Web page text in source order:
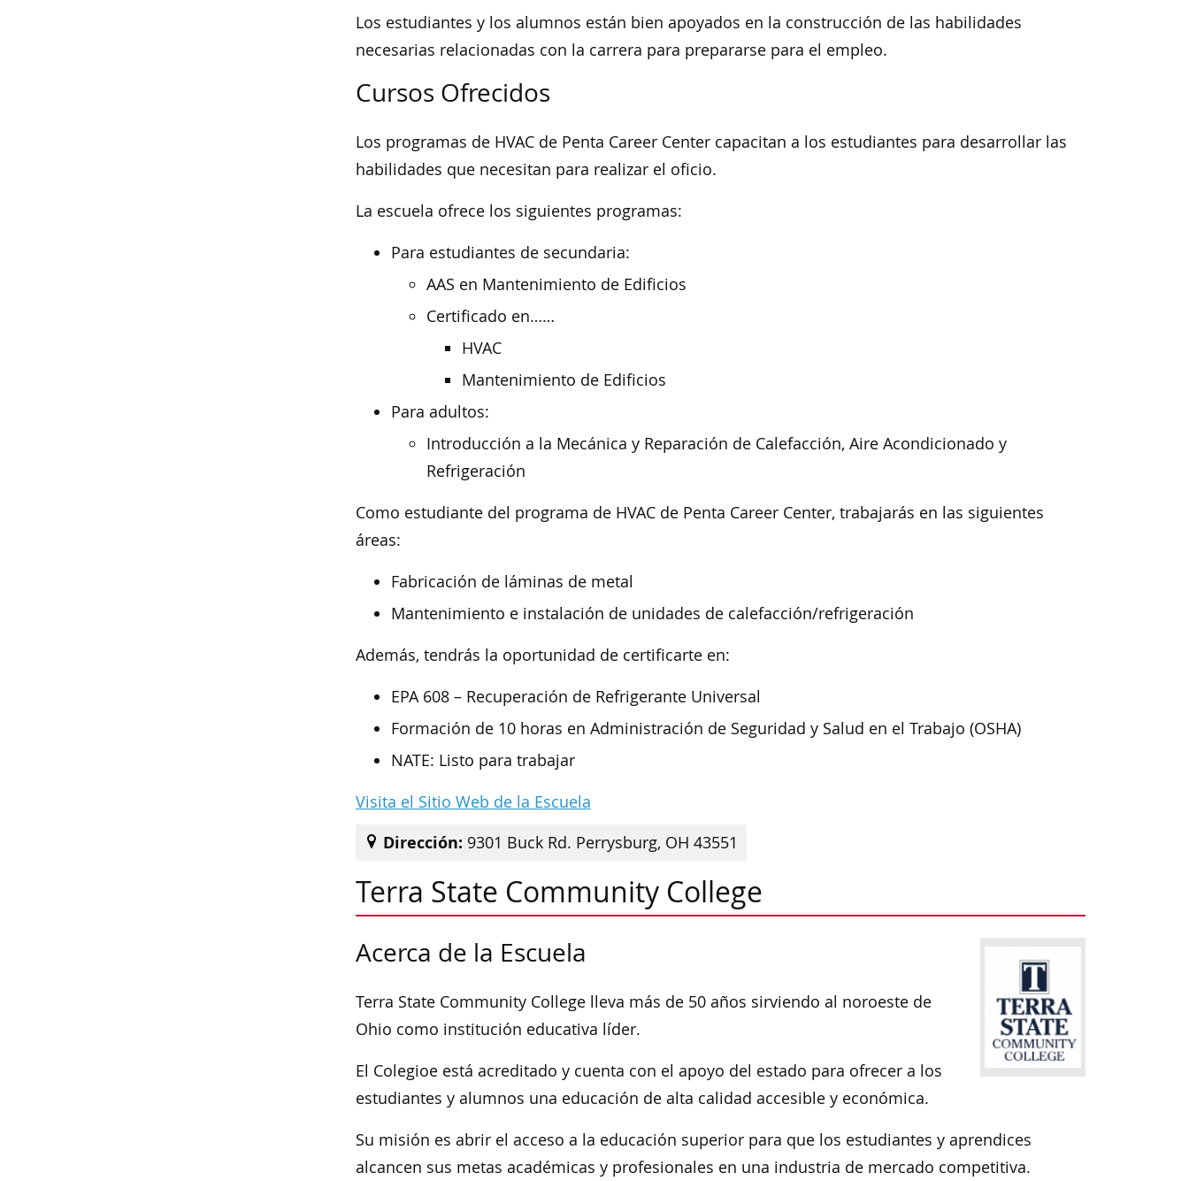
Los estudiantes y los alumnos están bien apoyados en la construcción de las habilidades
necesarias relacionadas con la carrera para prepararse para el empleo.
Cursos Ofrecidos
Los programas de HVAC de Penta Career Center capacitan a los estudiantes para desarrollar las
habilidades que necesitan para realizar el oficio.
La escuela ofrece los siguientes programas:
Para estudiantes de secundaria:
AAS en Mantenimiento de Edificios
Certificado en……
HVAC
Mantenimiento de Edificios
Para adultos:
Introducción a la Mecánica y Reparación de Calefacción, Aire Acondicionado y
Refrigeración
Como estudiante del programa de HVAC de Penta Career Center, trabajarás en las siguientes
áreas:
Fabricación de láminas de metal
Mantenimiento e instalación de unidades de calefacción/refrigeración
Además, tendrás la oportunidad de certificarte en:
EPA 608 – Recuperación de Refrigerante Universal
Formación de 10 horas en Administración de Seguridad y Salud en el Trabajo (OSHA)
NATE: Listo para trabajar
Visita el Sitio Web de la Escuela
Dirección: 9301 Buck Rd. Perrysburg, OH 43551
Terra State Community College
Acerca de la Escuela
Terra State Community College lleva más de 50 años sirviendo al noroeste de
Ohio como institución educativa líder.
El Colegioe está acreditado y cuenta con el apoyo del estado para ofrecer a los
estudiantes y alumnos una educación de alta calidad accesible y económica.
Su misión es abrir el acceso a la educación superior para que los estudiantes y aprendices
alcancen sus metas académicas y profesionales en una industria de mercado competitiva.